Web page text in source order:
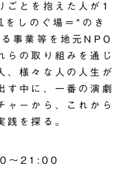
ごとを抱えた人が1
しのぐ場＝“のき
事業等を地元NPO
らの取り組みを通じ
、様々な人の人生が
す中に、一番の演劇
ャーから、これから
践を探る。
～21:00